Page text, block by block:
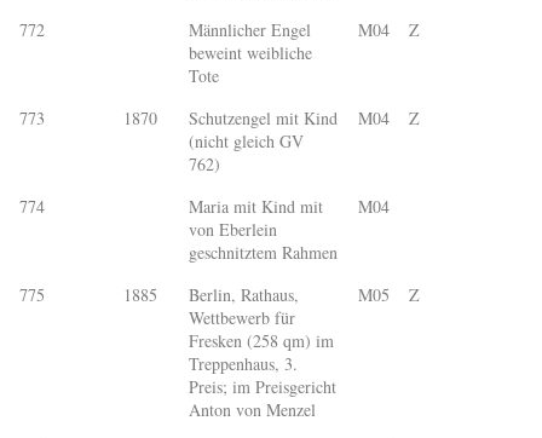
772
Männlicher Engel
beweint weibliche
Tote
M04 Z
773 1870
Schutzengel mit Kind
(nicht gleich GV
762)
M04 Z
774
Maria mit Kind mit
von Eberlein
geschnitztem Rahmen
M04
775 1885
Berlin, Rathaus,
Wettbewerb für
Fresken (258 qm) im
Treppenhaus, 3.
Preis; im Preisgericht
Anton von Menzel
M05 Z